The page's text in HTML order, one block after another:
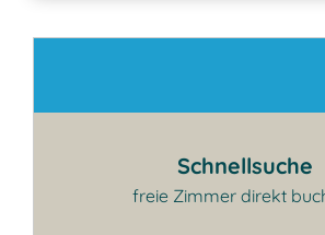
Schnellsuche
freie Zimmer direkt